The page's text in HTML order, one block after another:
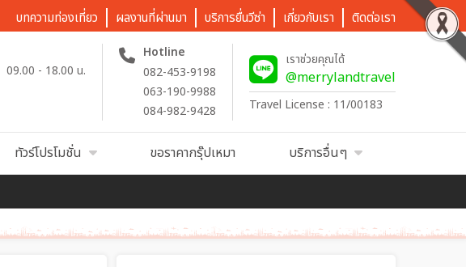
บทความท่องเที่ยว ผลงานที่ผ่านมา บริการยื่นวีซ่า เกี่ยวกับเรา ติดต่อเรา
09.00 - 18.00 น.
Hotline
082-453-9198
063-190-9988
084-982-9428
เราช่วยคุณได้
@merrylandtravel
Travel License : 11/00183
ทัวร์โปรโมชั่น ขอราคากรุ๊ปเหมา บริการอื่นๆ